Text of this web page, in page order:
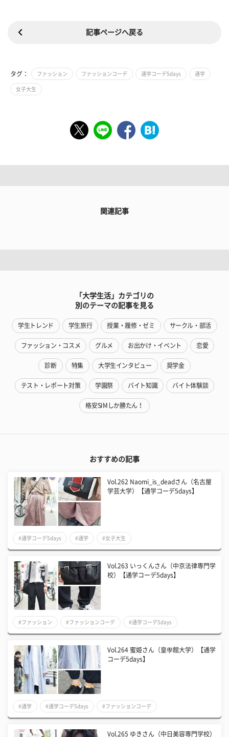
記事ページへ戻る
タグ： ファッション ファッションコーデ 通学コーデ5days 通学
女子大生
関連記事
「大学生活」カテゴリの
別のテーマの記事を見る
学生トレンド 学生旅行 授業・履修・ゼミ サークル・部活
ファッション・コスメ グルメ お出かけ・イベント 恋愛
診断 特集 大学生インタビュー 奨学金
テスト・レポート対策 学園祭 バイト知識 バイト体験談
格安SIMしか勝たん！
おすすめの記事
Vol.262 Naomi_is_deadさん（名古屋
学芸大学）【通学コーデ5days】
#通学コーデ5days #通学 #女子大生
Vol.263 いっくんさん（中京法律専門学
校）【通学コーデ5days】
#ファッション #ファッションコーデ #通学コーデ5days
Vol.264 蜜姫さん（皇學館大学）【通学
コーデ5days】
#通学 #通学コーデ5days #ファッションコーデ
Vol.265 ゆきさん（中日美容専門学校）